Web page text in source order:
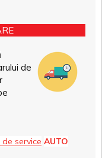
de
service AUTO